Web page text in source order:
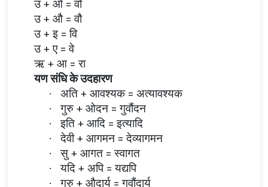
उ + ओ = वो
उ + औ = वौ
उ + इ = वि
उ + ए = वे
ऋ + आ = रा
यण संधि के उदहारण
· अति + आवश्यक = अत्यावश्यक
· गुरु + ओदन = गुवौंदन
· इति + आदि = इत्यादि
· देवी + आगमन = देव्यागमन
· सु + आगत = स्वागत
· यदि + अपि = यद्यपि
· गुरु + औदार्य = गुवौंदार्य